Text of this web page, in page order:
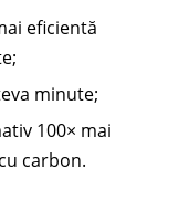
eficientă
minute;
100× mai
carbon.